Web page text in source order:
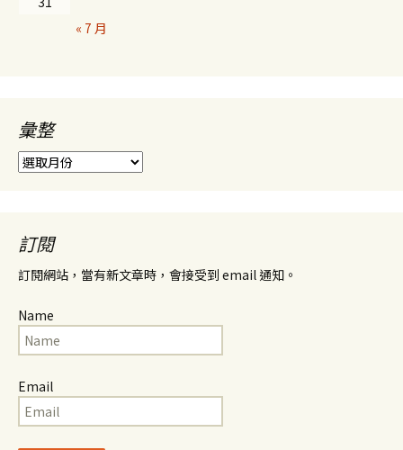
« 7 月
彙整
彙
整
訂閱
訂閱網站，當有新文章時，會接受到 email 通知。
Name
Email